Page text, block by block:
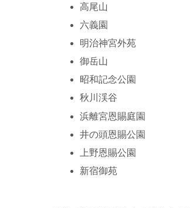
高尾山
六義園
明治神宮外苑
御岳山
昭和記念公園
秋川渓谷
浜離宮恩賜庭園
井の頭恩賜公園
上野恩賜公園
新宿御苑